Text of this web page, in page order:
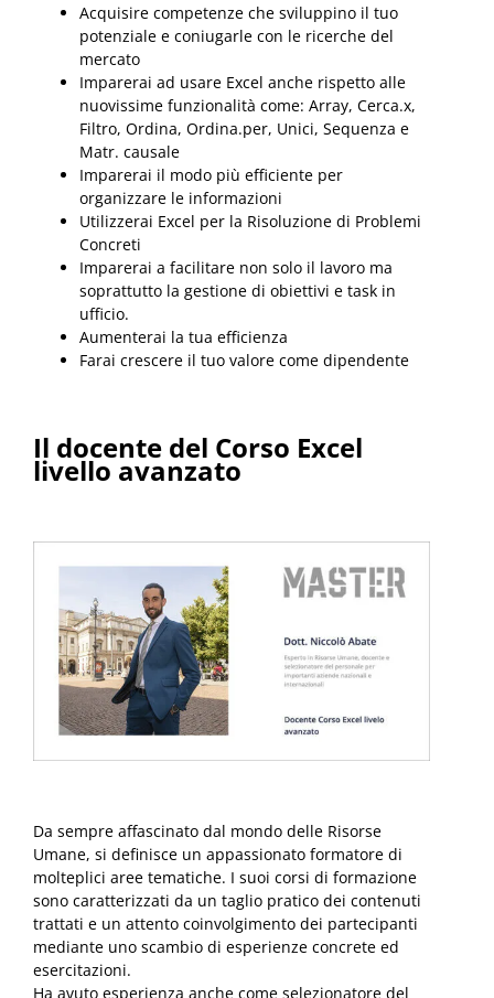
Acquisire competenze che sviluppino il tuo
potenziale e coniugarle con le ricerche del
mercato
Imparerai ad usare Excel anche rispetto alle
nuovissime funzionalità come: Array, Cerca.x,
Filtro, Ordina, Ordina.per, Unici, Sequenza e
Matr. causale
Imparerai il modo più efficiente per
organizzare le informazioni
Utilizzerai Excel per la Risoluzione di Problemi
Concreti
Imparerai a facilitare non solo il lavoro ma
soprattutto la gestione di obiettivi e task in
ufficio.
Aumenterai la tua efficienza
Farai crescere il tuo valore come dipendente
Il docente del Corso Excel
livello avanzato
Da sempre affascinato dal mondo delle Risorse
Umane, si definisce un appassionato formatore di
molteplici aree tematiche. I suoi corsi di formazione
sono caratterizzati da un taglio pratico dei contenuti
trattati e un attento coinvolgimento dei partecipanti
mediante uno scambio di esperienze concrete ed
esercitazioni.
Ha avuto esperienza anche come selezionatore del